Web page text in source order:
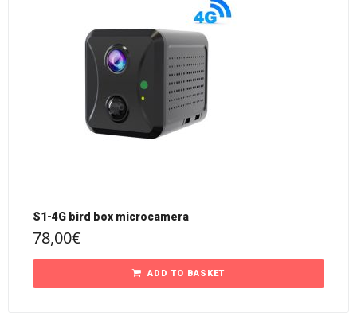
S1-4G bird box microcamera
78,00€
ADD TO BASKET